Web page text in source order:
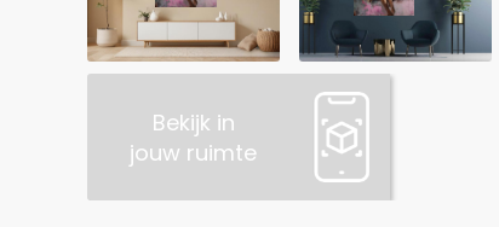
Bekijk in
jouw ruimte